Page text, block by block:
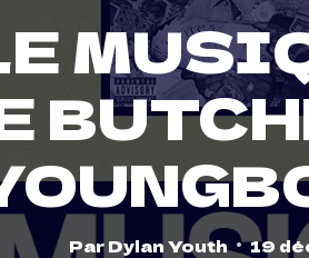
ParDylan Youth 19